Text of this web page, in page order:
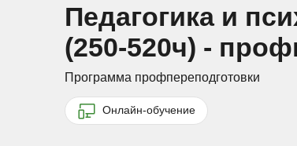
Педагогика и
(250-520ч) -
Программа профпереподготовки
Онлайн-обучение